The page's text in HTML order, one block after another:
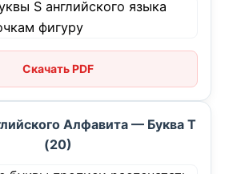
Скачать PDF
Алфавита — Буква T
(20)